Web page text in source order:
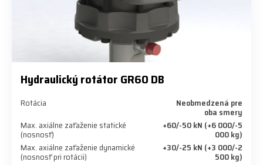
Hydraulický rotátor GR60 DB
Rotácia Neobmedzená pre
oba smery
Max. axiálne zaťaženie statické
(nosnosť)
+60/-50 kN (+6 000/-5
000 kg)
Max. axiálne zaťaženie dynamické
(nosnosť pri rotácii)
+30/-25 kN (+3 000/-2
500 kg)